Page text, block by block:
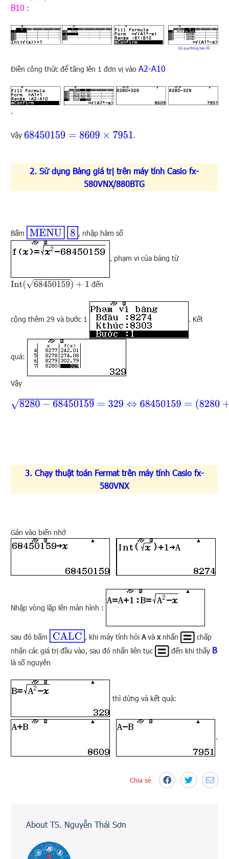
B10 :
Điền công thức để tăng lên 1 đơn vị vàoA2-A10
.
Vậy 68450159= 8609×7951 .
2. Sử dụng Bảng giá trị trên máy tính Casio fx-
580VNX/880BTG
Bấm MENU 8 , nhập hàm số
, phạm vi của bảng từ
Int(68450159)+1 đến
cộng thêm 29 và bước 1 . Kết
quả:
Vậy
8280−68450159= 329⇔68450159=( 8280+
3. Chạy thuật toán Fermat trên máy tính Casio fx-
580VNX
Gán vào biến nhớ
Nhập vòng lặp lên màn hình :
sau đó bấm CALC , khi máy tính hỏi Avà xnhấn
chấp
nhận các giá trị đầu vào, sau đó nhấn liên tục
đến khi thấy B
là số nguyên
thì dừng và kết quả:
.
Chia sẻ
About TS. Nguyễn Thái Sơn